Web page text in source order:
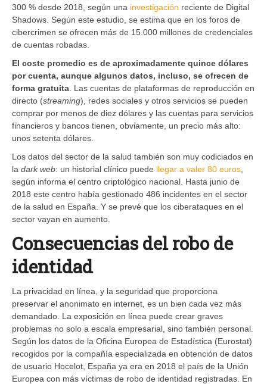
300 % desde 2018, según una investigación reciente de Digital
Shadows. Según este estudio, se estima que en los foros de
cibercrimen se ofrecen más de 15.000 millones de credenciales
de cuentas robadas.
El coste promedio es de aproximadamente quince dólares
por cuenta, aunque algunos datos, incluso, se ofrecen de
forma gratuita . Las cuentas de plataformas de reproducción en
directo (streaming), redes sociales y otros servicios se pueden
comprar por menos de diez dólares y las cuentas para servicios
financieros y bancos tienen, obviamente, un precio más alto:
unos setenta dólares.
Los datos del sector de la salud también son muy codiciados en
la dark web: un historial clínico puede llegar a valer 80 euros
según informa el centro criptológico nacional. Hasta junio de
2018 este centro había gestionado 486 incidentes en el sector
de la salud en España. Y se prevé que los ciberataques en el
sector vayan en aumento.
Consecuencias del robo de
identidad
La privacidad en línea, y la seguridad que proporciona
preservar el anonimato en internet, es un bien cada vez más
demandado. La exposición en línea puede crear graves
problemas no solo a escala empresarial, sino también personal.
Según los datos de la Oficina Europea de Estadística (Eurostat)
recogidos por la compañía especializada en obtención de datos
de usuario Hocelot, España ya era en 2018 el país de la Unión
Europea con más víctimas de robo de identidad registradas. En